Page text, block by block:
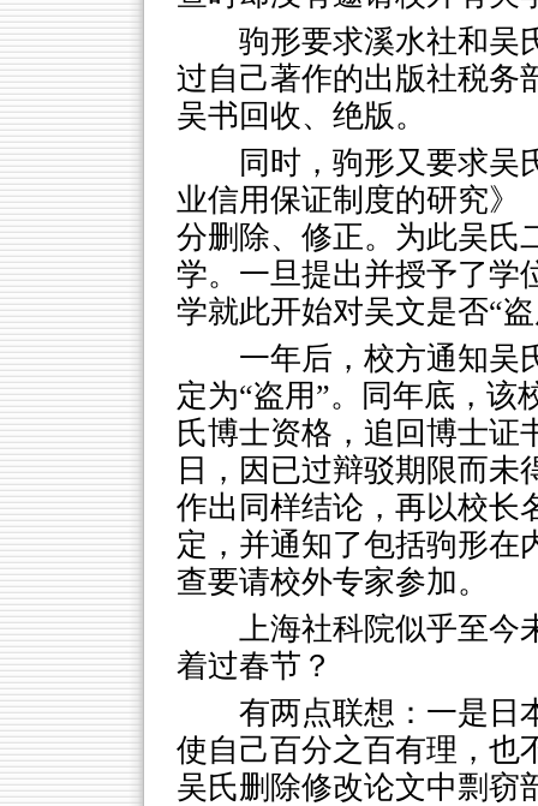
驹形要求溪水社和吴
过自己著作的出版社税务
吴书回收、绝版。
同时，驹形又要求吴
业信用保证制度的研究》
分删除、修正。为此吴氏
学。一旦提出并授予了学
学就此开始对吴文是否“
一年后，校方通知吴
定为“盗用”。同年底，该
氏博士资格，追回博士证
日，因已过辩驳期限而
作出同样结论，再以校长
定，并通知了包括驹形在
查要请校外专家参加。
上海社科院似乎至今
着过春节？
有两点联想：一是日
使自己百分之百有理，也
吴氏删除修改论文中剽窃